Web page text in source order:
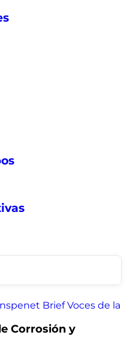
Brief Voces de la
Corrosión y